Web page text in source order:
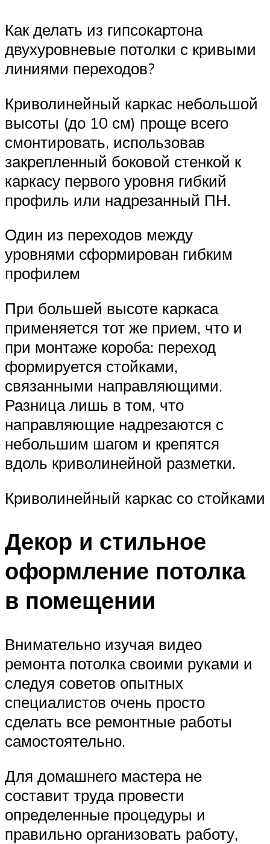
Как делать из гипсокартона
двухуровневые потолки с кривыми
линиями переходов?
Криволинейный каркас небольшой
высоты (до 10 см) проще всего
смонтировать, использовав
закрепленный боковой стенкой к
каркасу первого уровня гибкий
профиль или надрезанный ПН.
Один из переходов между
уровнями сформирован гибким
профилем
При большей высоте каркаса
применяется тот же прием, что и
при монтаже короба: переход
формируется стойками,
связанными направляющими.
Разница лишь в том, что
направляющие надрезаются с
небольшим шагом и крепятся
вдоль криволинейной разметки.
Криволинейный каркас со стойками
Декор и стильное
оформление потолка
в помещении
Внимательно изучая видео
ремонта потолка своими руками и
следуя советов опытных
специалистов очень просто
сделать все ремонтные работы
самостоятельно.
Для домашнего мастера не
составит труда провести
определенные процедуры и
правильно организовать работу,